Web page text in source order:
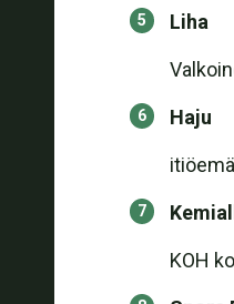
Liha
Haju
KOH